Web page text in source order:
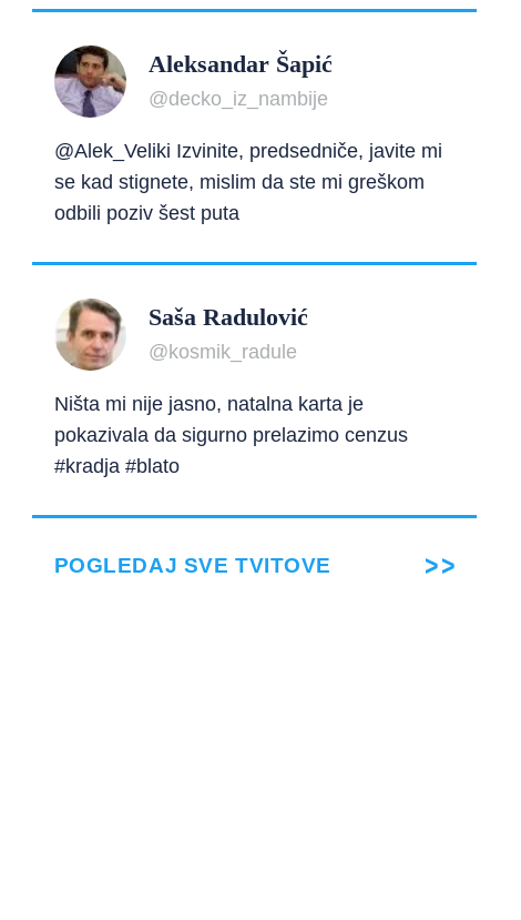
Aleksandar Šapić
@decko_iz_nambije
@Alek_Veliki Izvinite, predsedniče, javite mi
se kad stignete, mislim da ste mi greškom
odbili poziv šest puta
Saša Radulović
@kosmik_radule
Ništa mi nije jasno, natalna karta je
pokazivala da sigurno prelazimo cenzus
#kradja #blato
POGLEDAJ SVE TVITOVE